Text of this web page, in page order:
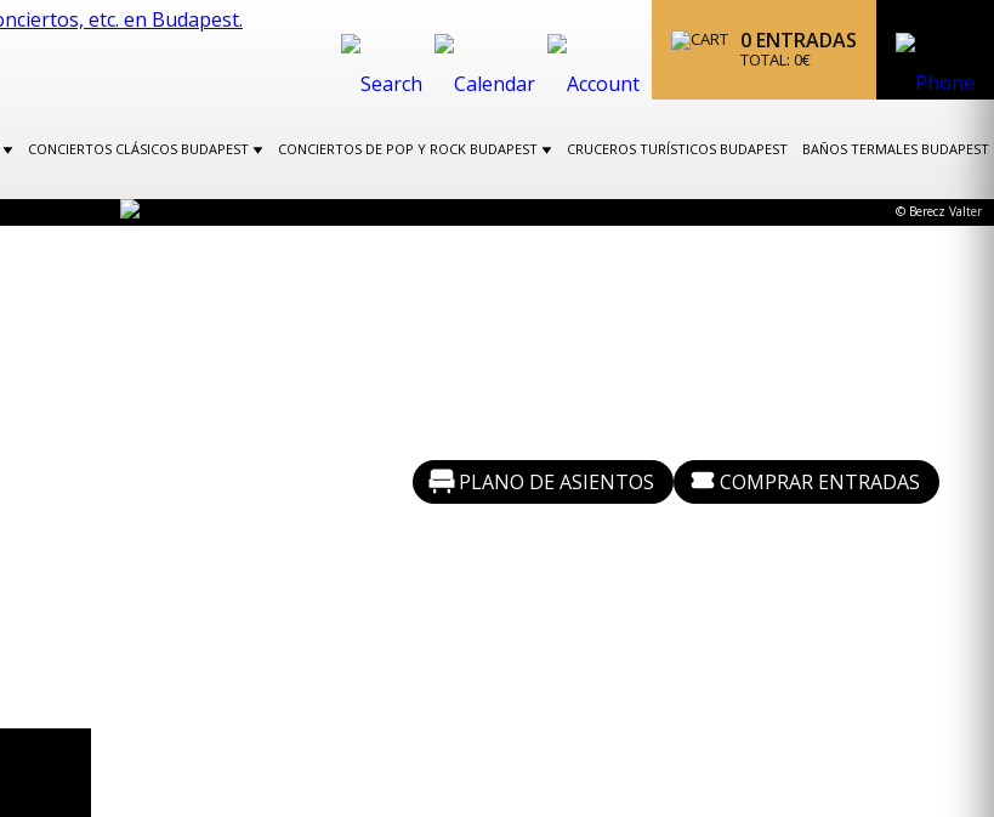
0 ENTRADAS
TOTAL: 0€
CONCIERTOS CLÁSICOS BUDAPEST CONCIERTOS DE POP Y ROCK BUDAPEST CRUCEROS TURÍSTICOS BUDAPEST BAÑOS TERMALES BUDAPEST
© Berecz Valter
PLANO DE ASIENTOS COMPRAR ENTRADAS